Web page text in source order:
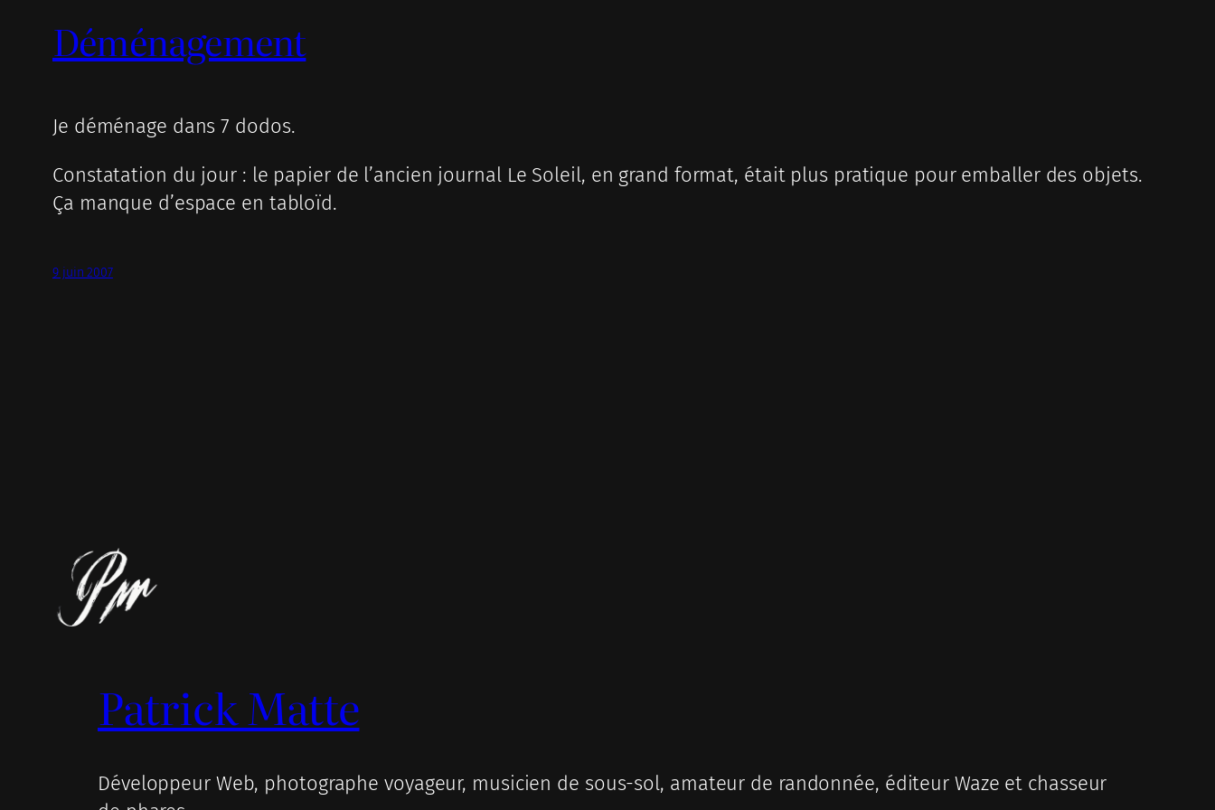
Déménagement
Je déménage dans 7 dodos.
Constatation du jour : le papier de l’ancien journal Le Soleil, en grand format, était plus pratique pour emballer des objets.
Ça manque d’espace en tabloïd.
9 juin 2007
Patrick Matte
Développeur Web, photographe voyageur, musicien de sous-sol, amateur de randonnée, éditeur Waze et chasseur